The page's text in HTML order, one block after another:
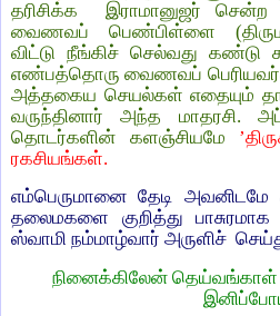
தரிசிக்க இராமானுஜர்
வைணவப் பெண்பிள்ளை
விட்டு நீங்கிச் செல்வது கண்டு
எண்பத்தொரு வைணவப்
அத்தகைய செயல்கள் எதையும்
வருந்தினார் அந்த மாதரசி.
தொடர்களின் களஞ்சியமே
ரகசியங்கள்.
எம்பெருமானை தேடி
தலைமகளை குறித்து
ஸ்வாமி நம்மாழ்வார் அருளிச்
நினைக்கிலேன்